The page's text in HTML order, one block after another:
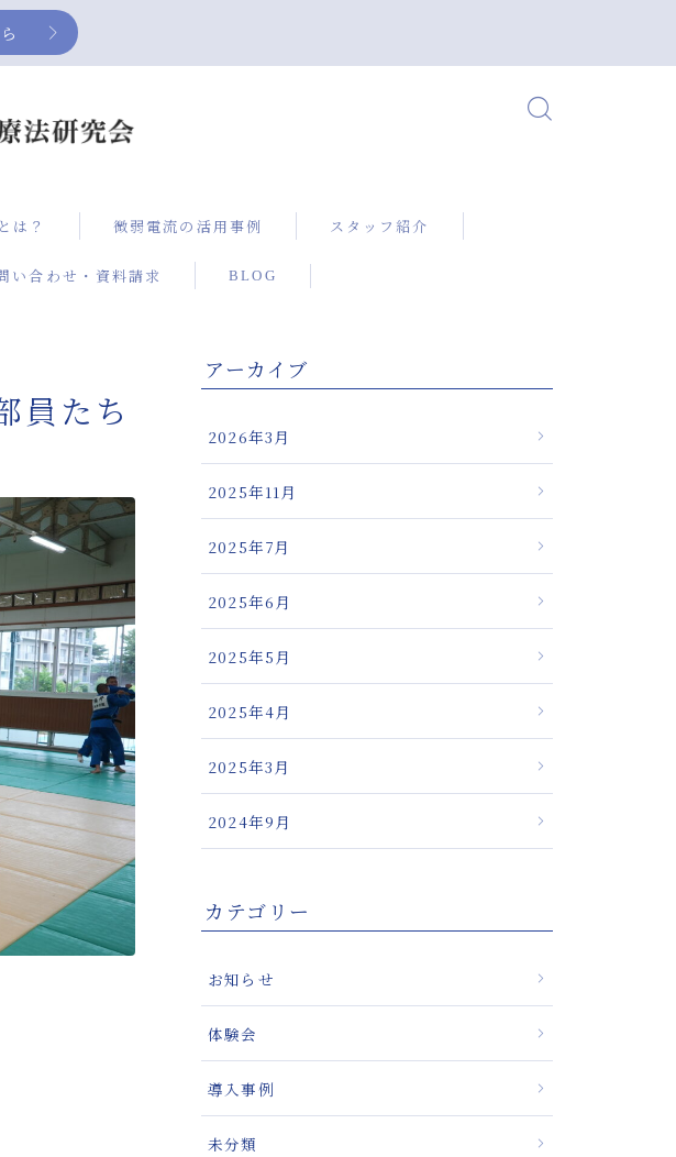
は？ 微弱電流の活用事例
症例集
膝の痛みに対して確かな
改善方法を提供する微弱
バネ指治療の新たな可能
性
スタッフ紹介
い合わせ・資料請求 BLOG
員たち
アーカイブ
2026年3月
2025年11月
2025年7月
2025年6月
2025年5月
2025年4月
2025年3月
2024年9月
カテゴリー
お知らせ
体験会
導入事例
未分類